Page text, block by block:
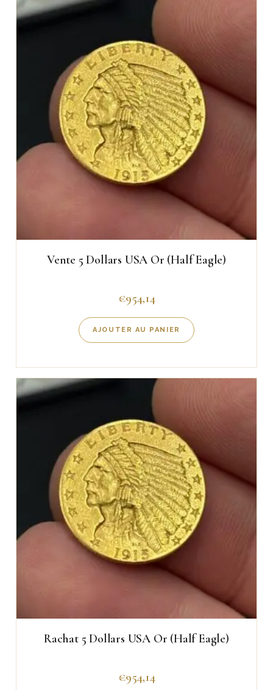
Vente 5 Dollars USA Or (Half Eagle)
€954,14
AJOUTER AU PANIER
Rachat 5 Dollars USA Or (Half Eagle)
€954,14